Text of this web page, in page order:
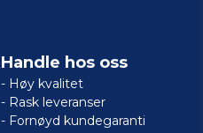
Handle hos oss
- Høy kvalitet
- Rask leveranser
- Fornøyd kundegaranti